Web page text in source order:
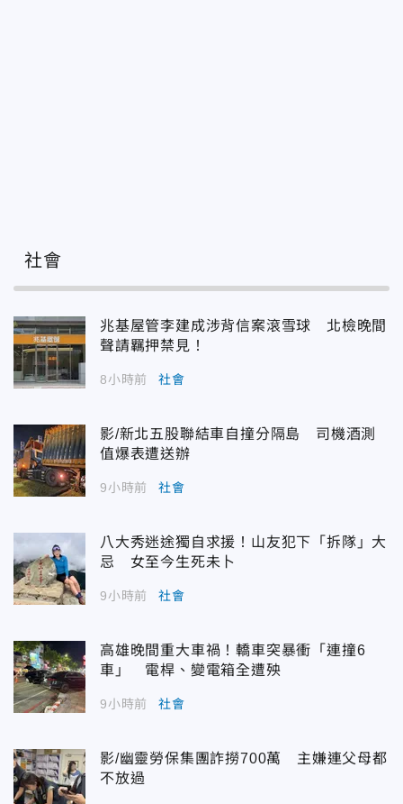
社會
兆基屋管李建成涉背信案滾雪球 北檢晚間
聲請羈押禁見！
8小時前 社會
影/新北五股聯結車自撞分隔島 司機酒測
值爆表遭送辦
9小時前 社會
八大秀迷途獨自求援！山友犯下「拆隊」大
忌 女至今生死未卜
9小時前 社會
高雄晚間重大車禍！轎車突暴衝「連撞6
車」 電桿、變電箱全遭殃
9小時前 社會
影/幽靈勞保集團詐撈700萬 主嫌連父母都
不放過